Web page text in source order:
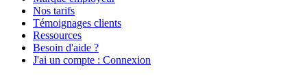
Nos tarifs
Témoignages clients
Ressources
Besoin d'aide ?
J'ai un compte : Connexion